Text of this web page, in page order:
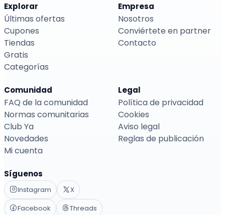
Explorar
Últimas ofertas
Cupones
Tiendas
Gratis
Categorías
Empresa
Nosotros
Conviértete en partner
Contacto
Comunidad
FAQ de la comunidad
Normas comunitarias
Club Ya
Novedades
Mi cuenta
Legal
Política de privacidad
Cookies
Aviso legal
Reglas de publicación
Síguenos
Instagram
X
Facebook
Threads